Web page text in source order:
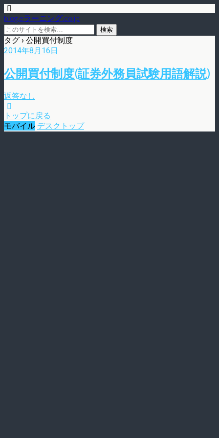
blog.eラーニング.co.jp
タグ › 公開買付制度
2014年8月16日
公開買付制度(証券外務員試験用語解説)
返答なし
トップに戻る
モバイル デスクトップ